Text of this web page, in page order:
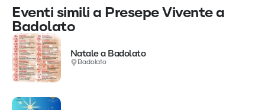
Eventi simili a Presepe Vivente a
Badolato
Natale a Badolato
Badolato